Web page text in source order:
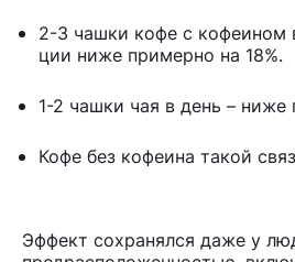
2-3 чашки кофе с кофеином
ции ниже примерно на 18%.
1-2 чашки чая в день – ниже
Кофе без кофеина такой
Эффект сохранялся даже у